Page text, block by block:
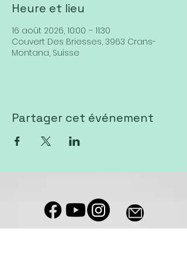
Heure et lieu
16 août 2026, 10:00 – 11:30
Couvert Des Briesses, 3963 Crans-
Montana, Suisse
Partager cet événement